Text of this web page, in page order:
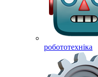
робототехніка